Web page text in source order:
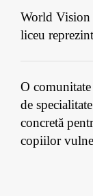
World Vision
liceu
O
de
concretă
copiilor